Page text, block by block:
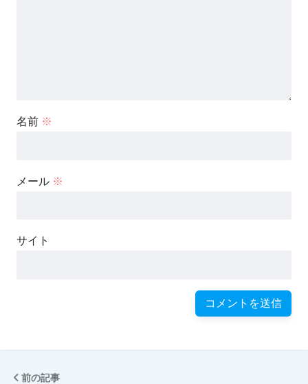
名前 ※
メール ※
サイト
前の記事